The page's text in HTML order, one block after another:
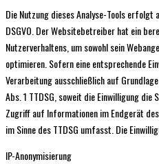
Die Nutzung dieses Analyse-Tools
DSGVO. Der Websitebetreiber hat ein
Nutzerverhaltens, um sowohl sein
optimieren. Sofern eine entsprechende
Verarbeitung ausschließlich auf
Abs. 1 TTDSG, soweit die Einwilligung die
Zugriff auf Informationen im Endgerät
im Sinne des TTDSG umfasst. Die
IP-Anonymisierung